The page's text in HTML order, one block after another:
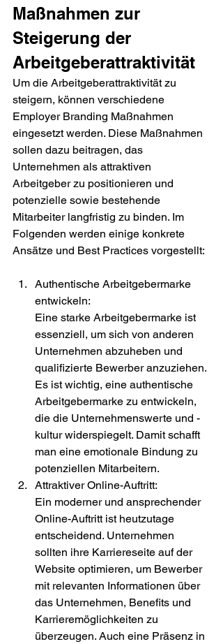
Maßnahmen zur
Steigerung der
Arbeitgeberattraktivität
Um die Arbeitgeberattraktivität zu
steigern, können verschiedene
Employer Branding Maßnahmen
eingesetzt werden. Diese Maßnahmen
sollen dazu beitragen, das
Unternehmen als attraktiven
Arbeitgeber zu positionieren und
potenzielle sowie bestehende
Mitarbeiter langfristig zu binden. Im
Folgenden werden einige konkrete
Ansätze und Best Practices vorgestellt:
Authentische Arbeitgebermarke
entwickeln:
Eine starke Arbeitgebermarke ist
essenziell, um sich von anderen
Unternehmen abzuheben und
qualifizierte Bewerber anzuziehen.
Es ist wichtig, eine authentische
Arbeitgebermarke zu entwickeln,
die die Unternehmenswerte und -
kultur widerspiegelt. Damit schafft
man eine emotionale Bindung zu
potenziellen Mitarbeitern.
Attraktiver Online-Auftritt:
Ein moderner und ansprechender
Online-Auftritt ist heutzutage
entscheidend. Unternehmen
sollten ihre Karriereseite auf der
Website optimieren, um Bewerber
mit relevanten Informationen über
das Unternehmen, Benefits und
Karrieremöglichkeiten zu
überzeugen. Auch eine Präsenz in